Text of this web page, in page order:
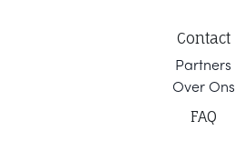
Contact
Partners
Over Ons
FAQ